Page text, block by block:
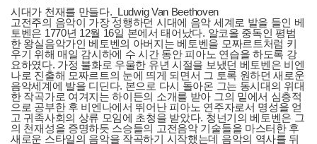
시대가 천재를 만들다._Ludwig Van Beethoven
고전주의 음악이 가장 성행하던 시대에 음악 세계로 발을 들인 베
토벤은 1770년 12월 16일 본에서 태어났다. 알코올 중독인 평범
한 왕실음악가인 베토벤의 아버지는 베토벤을 모짜르트처럼 키
우기 위해 매일 감시하에 수 시간 동안 피아노 연습을 하도록 강
요하였다. 가정 불화로 우울한 유년 시절을 보냈던 베토벤은 비엔
나로 진출해 모짜르트의 눈에 띄게 되면서 그 토록 원하던 새로운
음악세계에 발을 디딘다. 본으로 다시 돌아온 그는 동시대의 위대
한 작곡가로 여겨지는 하이든의 소개를 받아 그의 밑에서 심층적
으로 공부한 후 비엔나에서 뛰어난 피아노 연주자로서 명성을 얻
고 귀족사회의 상류 모임에 초청을 받았다. 청넌기의 베토벤은 그
의 천재성을 증명하듯 스승들의 고전음악 기술들을 마스터한 후
새로운 스타일의 음악을 작곡하기 시작했는데 음악의 역사를 뒤